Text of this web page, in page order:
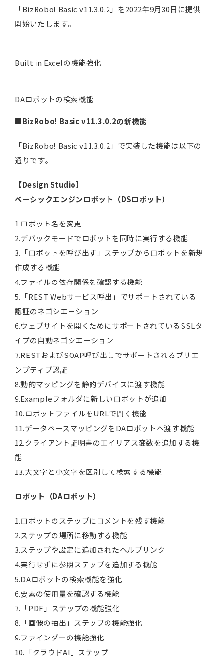
「BizRobo! Basic v11.3.0.2」を2022年9月30日に提供
開始いたします。
Built in Excelの機能強化
DAロボットの検索機能
■BizRobo! Basic v11.3.0.2の新機能
「BizRobo! Basic v11.3.0.2」で実装した機能は以下の
通りです。
【Design Studio】
ベーシックエンジンロボット（DSロボット）
1.ロボット名を変更
2.デバックモードでロボットを同時に実行する機能
3.「ロボットを呼び出す」ステップからロボットを新規
作成する機能
4.ファイルの依存関係を確認する機能
5.「REST Webサービス呼出」でサポートされている
認証のネゴシエーション
6.ウェブサイトを開くためにサポートされているSSLタ
イプの自動ネゴシエーション
7.RESTおよびSOAP呼び出しでサポートされるプリエ
ンプティブ認証
8.動的マッピングを静的デバイスに渡す機能
9.Exampleフォルダに新しいロボットが追加
10.ロボットファイルをURLで開く機能
11.データベースマッピングをDAロボットへ渡す機能
12.クライアント証明書のエイリアス変数を追加する機
能
13.大文字と小文字を区別して検索する機能
ロボット（DAロボット）
1.ロボットのステップにコメントを残す機能
2.ステップの場所に移動する機能
3.ステップや設定に追加されたヘルプリンク
4.実行せずに参照ステップを追加する機能
5.DAロボットの検索機能を強化
6.要素の使用量を確認する機能
7.「PDF」ステップの機能強化
8.「画像の抽出」ステップの機能強化
9.ファインダーの機能強化
10.「クラウドAI」ステップ